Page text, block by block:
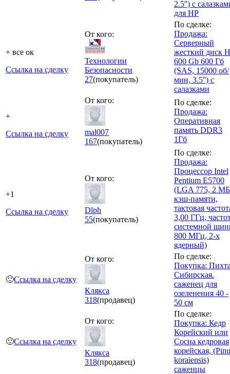
2.5'') с
для HP
+ все ок
Ссылка на сделку
От кого:
Технологии
Безопасности
27(покупатель)
По сделке:
Продажа:
Серверный
жесткий диск
600 Gb 600 Гб
(SAS, 15000 об/
мин, 3.5'') с
салазками
+
Ссылка на сделку
От кого:
mal007
167(покупатель)
По сделке:
Продажа:
Оперативная
память DDR3
1Гб
+1
Ссылка на сделку
От кого:
Dlph
55(покупатель)
По сделке:
Продажа:
Процессор Intel
Pentium E5700
(LGA 775, 2 МБ
кэш-памяти,
тактовая
3,00 ГГц,
системной
800 МГц, 2-х
ядерный)
🙂Ссылка на сделку
От кого:
Клякса
318(продавец)
По сделке:
Покупка:
Сибирская.
саженец для
озеленения 40 -
50 см
🙂Ссылка на сделку
От кого:
Клякса
318(продавец)
По сделке:
Покупка: Кедр
Корейский или
Сосна кедровая
корейская,
koraiensis)
саженцы